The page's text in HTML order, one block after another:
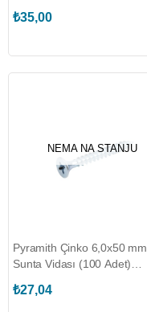
₺35,00
NEMA NA STANJU
Pyramith Çinko 6,0x50 mm
Sunta Vidası (100 Adet)
₺27,04